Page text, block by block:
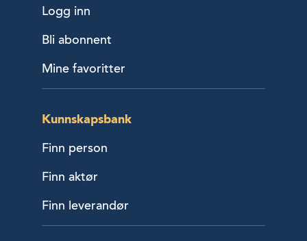
Logg inn
Bli abonnent
Mine favoritter
Kunnskapsbank
Finn person
Finn aktør
Finn leverandør